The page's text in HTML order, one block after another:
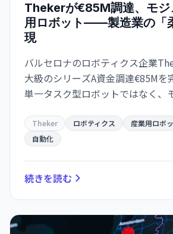
Thekerが€85M調達、モジ
用ロボット——製造業の「
現
バルセロナのロボティクス企業
大級のシリーズA資金調達€85Mを
単一タスク型ロボットではなく、
投資家も参画。
Theker ロボティクス 産業用ロボ
自動化
続きを読む